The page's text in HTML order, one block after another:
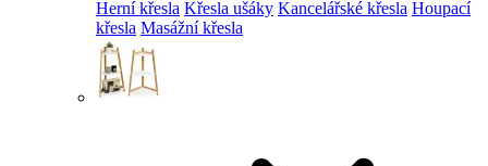
Herní křesla Křesla ušáky Kancelářské křesla Houpací
křesla Masážní křesla